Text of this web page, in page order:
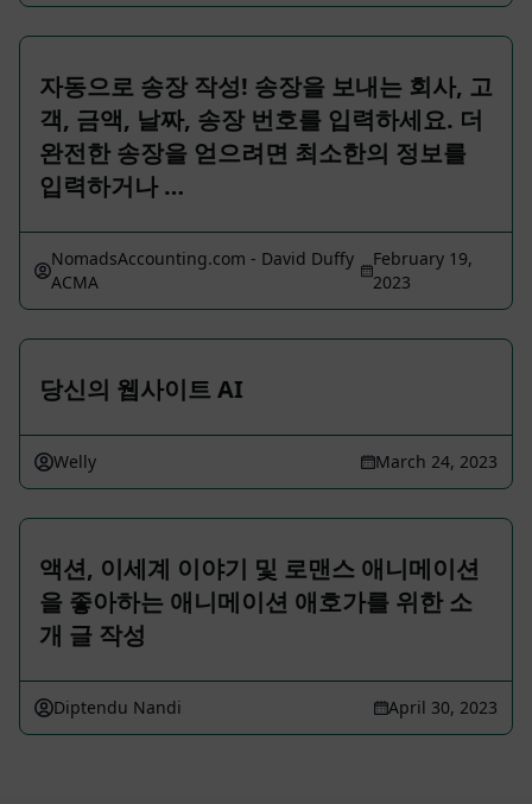
자동으로 송장 작성! 송장을 보내는 회사, 고
객, 금액, 날짜, 송장 번호를 입력하세요. 더
완전한 송장을 얻으려면 최소한의 정보를
입력하거나 …
NomadsAccounting.com - David Duffy
ACMA
February 19,
2023
당신의 웹사이트 AI
Welly March 24, 2023
액션, 이세계 이야기 및 로맨스 애니메이션
을 좋아하는 애니메이션 애호가를 위한 소
개 글 작성
Diptendu Nandi April 30, 2023